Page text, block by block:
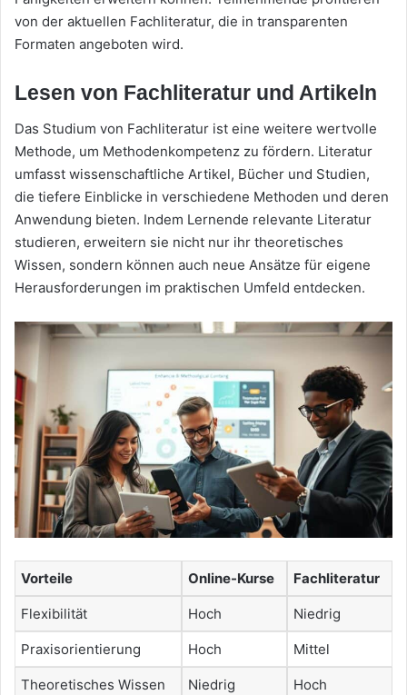
von der aktuellen Fachliteratur, die in transparenten
Formaten angeboten wird.
Lesen von Fachliteratur und Artikeln
Das Studium von Fachliteratur ist eine weitere wertvolle
Methode, um Methodenkompetenz zu fördern. Literatur
umfasst wissenschaftliche Artikel, Bücher und Studien,
die tiefere Einblicke in verschiedene Methoden und deren
Anwendung bieten. Indem Lernende relevante Literatur
studieren, erweitern sie nicht nur ihr theoretisches
Wissen, sondern können auch neue Ansätze für eigene
Herausforderungen im praktischen Umfeld entdecken.
Vorteile Online-Kurse Fachliteratur
Flexibilität Hoch Niedrig
Praxisorientierung Hoch Mittel
Theoretisches Wissen Niedrig Hoch